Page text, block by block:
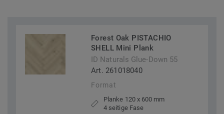
Forest Oak PISTACHIO
SHELL Mini Plank
ID Naturals Glue-Down 55
Art. 261018040
Format
Planke 120 x 600 mm
4 seitige Fase